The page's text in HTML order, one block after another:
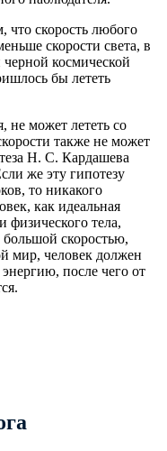
что скорость любого
скорости света, в
космической
бы лететь
не может лететь со
также не может
Н. С. Кардашева
же эту гипотезу
то никакого
как идеальная
физического тела,
большой скоростью,
мир, человек должен
после чего от